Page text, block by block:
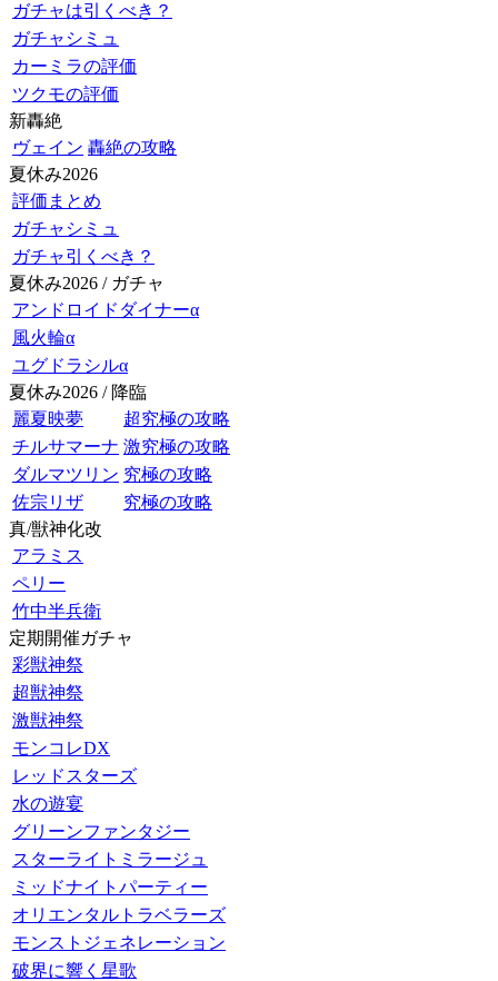
ガチャは引くべき？
ガチャシミュ
カーミラの評価
ツクモの評価
新轟絶
ヴェイン 轟絶の攻略
夏休み2026
評価まとめ
ガチャシミュ
ガチャ引くべき？
夏休み2026 / ガチャ
アンドロイドダイナーα
風火輪α
ユグドラシルα
夏休み2026 / 降臨
麗夏映夢
超究極の攻略
チルサマーナ 激究極の攻略
ダルマツリン 究極の攻略
佐宗リザ
究極の攻略
真/獣神化改
アラミス
ペリー
竹中半兵衛
定期開催ガチャ
彩獣神祭
超獣神祭
激獣神祭
モンコレDX
レッドスターズ
水の遊宴
グリーンファンタジー
スターライトミラージュ
ミッドナイトパーティー
オリエンタルトラベラーズ
モンストジェネレーション
破界に響く星歌